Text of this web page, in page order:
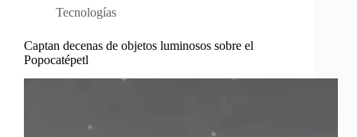
Tecnologías
Captan decenas de objetos luminosos sobre el
Popocatépetl